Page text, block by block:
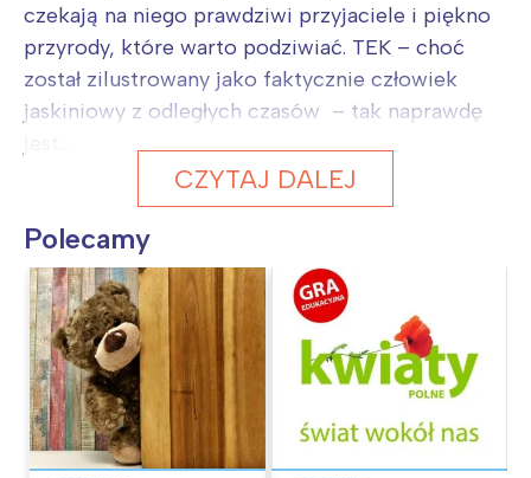
czekają na niego prawdziwi przyjaciele i piękno
przyrody, które warto podziwiać. TEK – choć
został zilustrowany jako faktycznie człowiek
jaskiniowy z odległych czasów – tak naprawdę
CZYTAJ DALEJ
Polecamy